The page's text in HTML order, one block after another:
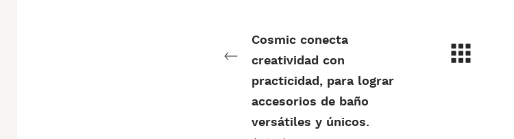
Cosmic conecta
creatividad con
practicidad, para lograr
accesorios de baño
versátiles y únicos.